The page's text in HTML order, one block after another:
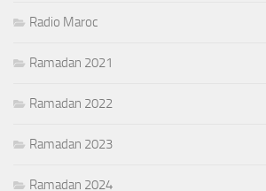
Radio Maroc
Ramadan 2021
Ramadan 2022
Ramadan 2023
Ramadan 2024